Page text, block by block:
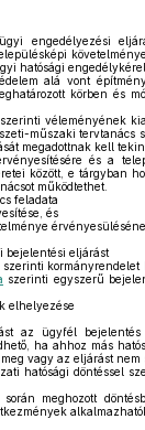
engedélyezési
hatósági
alá vont
körben és
véleményének
műszaki tervtanács
megadottnak kell
és a
között, e tárgyban
működtethet.
feladata
és
bejelentési eljárást
szerinti kormányrendelet
szerinti egyszerű
elhelyezése
az ügyfél bejelentés
ha ahhoz más
vagy az eljárást nem
hatósági döntéssel
meghozott